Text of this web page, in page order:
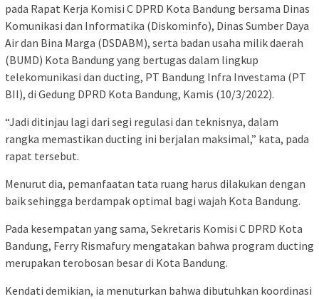
pada Rapat Kerja Komisi C DPRD Kota Bandung bersama Dinas
Komunikasi dan Informatika (Diskominfo), Dinas Sumber Daya
Air dan Bina Marga (DSDABM), serta badan usaha milik daerah
(BUMD) Kota Bandung yang bertugas dalam lingkup
telekomunikasi dan ducting, PT Bandung Infra Investama (PT
BII), di Gedung DPRD Kota Bandung, Kamis (10/3/2022).
“Jadi ditinjau lagi dari segi regulasi dan teknisnya, dalam
rangka memastikan ducting ini berjalan maksimal,” kata, pada
rapat tersebut.
Menurut dia, pemanfaatan tata ruang harus dilakukan dengan
baik sehingga berdampak optimal bagi wajah Kota Bandung.
Pada kesempatan yang sama, Sekretaris Komisi C DPRD Kota
Bandung, Ferry Rismafury mengatakan bahwa program ducting
merupakan terobosan besar di Kota Bandung.
Kendati demikian, ia menuturkan bahwa dibutuhkan koordinasi